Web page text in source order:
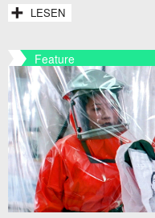
LESEN
Feature